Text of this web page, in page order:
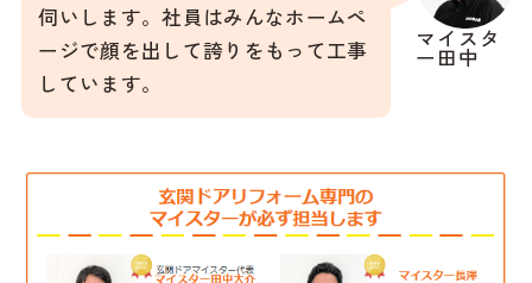
マイスタ
ー田中
伺いします。社員はみんなホームペ
ージで顔を出して誇りをもって工事
しています。